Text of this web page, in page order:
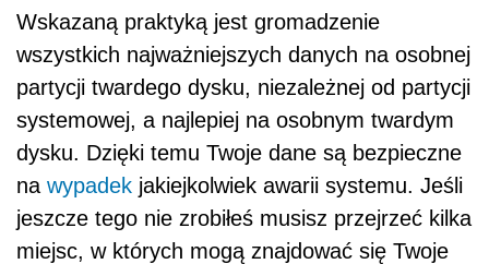
Wskazaną praktyką jest gromadzenie
wszystkich najważniejszych danych na osobnej
partycji twardego dysku, niezależnej od partycji
systemowej, a najlepiej na osobnym twardym
dysku. Dzięki temu Twoje dane są bezpieczne
na wypadek jakiejkolwiek awarii systemu. Jeśli
jeszcze tego nie zrobiłeś musisz przejrzeć kilka
miejsc, w których mogą znajdować się Twoje